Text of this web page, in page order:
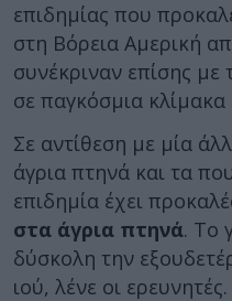
επιδημίας που
στη Βόρεια Αμερική
συνέκριναν επίσης με
σε παγκόσμια κλίμακα
Σε αντίθεση με μία
άγρια πτηνά και τα
επιδημία έχει
στα άγρια πτηνά. Το
δύσκολη την
ιού, λένε οι ερευνητές.